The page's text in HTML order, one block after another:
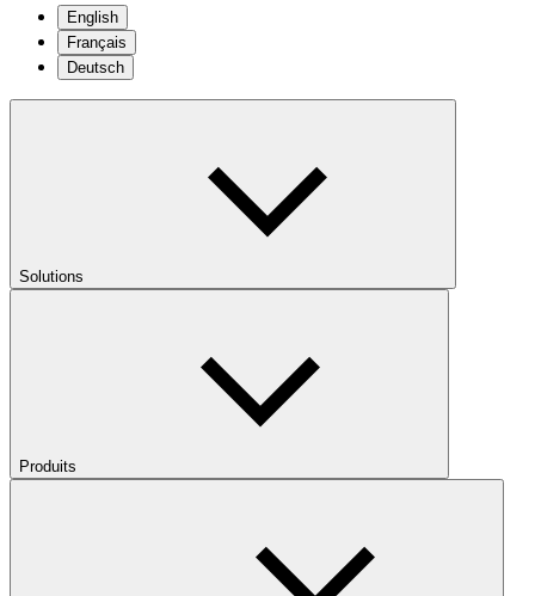
English
Français
Deutsch
Solutions
Produits